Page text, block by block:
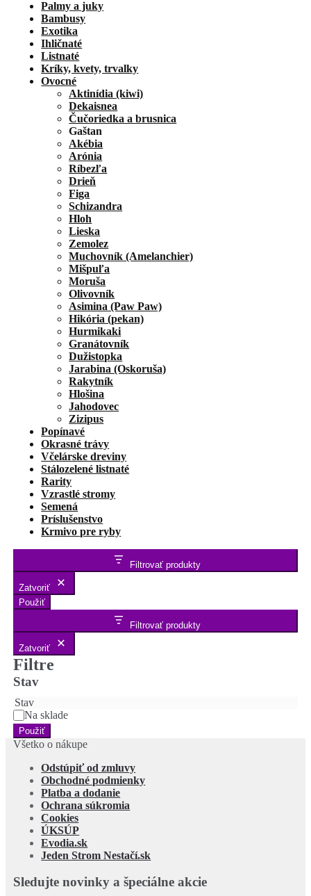
Palmy a juky
Bambusy
Exotika
Ihličnaté
Listnaté
Kríky, kvety, trvalky
Ovocné
Aktinídia (kiwi)
Dekaisnea
Čučoriedka a brusnica
Gaštan
Akébia
Arónia
Ríbezľa
Drieň
Figa
Schizandra
Hloh
Lieska
Zemolez
Muchovník (Amelanchier)
Mišpuľa
Moruša
Olivovník
Asimina (Paw Paw)
Hikória (pekan)
Hurmikaki
Granátovník
Dužistopka
Jarabina (Oskoruša)
Rakytník
Hlošina
Jahodovec
Zizipus
Popínavé
Okrasné trávy
Včelárske dreviny
Stálozelené listnaté
Rarity
Vzrastlé stromy
Semená
Príslušenstvo
Krmivo pre ryby
Filtrovať produkty
Zatvoriť
Použiť
Filtrovať produkty
Zatvoriť
Filtre
Stav
Stav
Na sklade
Použiť
Všetko o nákupe
Odstúpiť od zmluvy
Obchodné podmienky
Platba a dodanie
Ochrana súkromia
Cookies
ÚKSÚP
Evodia.sk
Jeden Strom Nestačí.sk
Sledujte novinky a špeciálne akcie